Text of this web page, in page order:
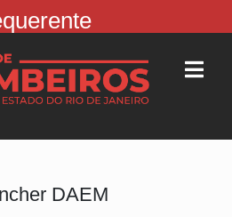
DAEM